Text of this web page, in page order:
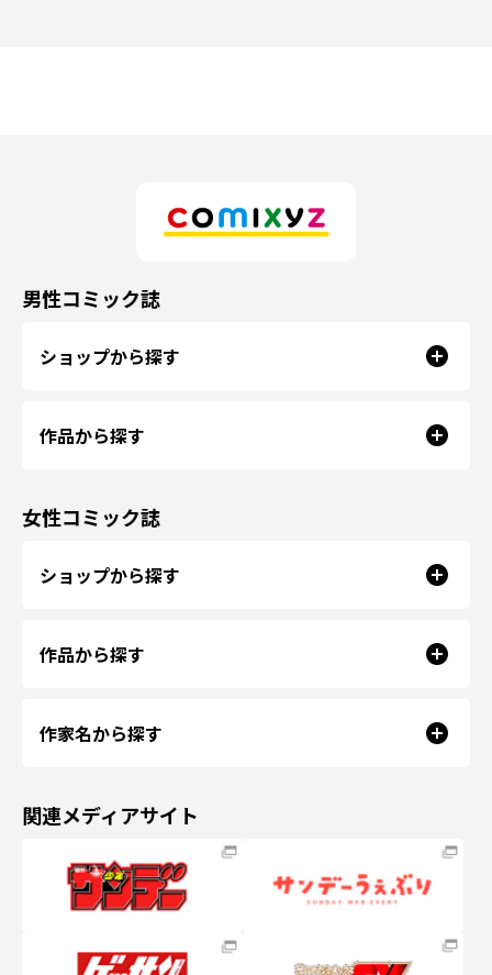
男性コミック誌
ショップから探す
作品から探す
女性コミック誌
ショップから探す
作品から探す
作家名から探す
関連メディアサイト